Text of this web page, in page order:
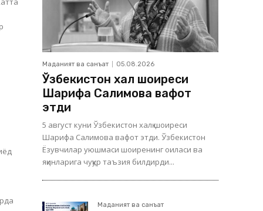
Маданият ва санъат 05.08.2026
Ўзбекистон халқ шоиреси
Шарифа Салимова вафот
этди
5 август куни Ўзбекистон халқ шоиреси
Шарифа Салимова вафот этди. Ўзбекистон
Ёзувчилар уюшмаси шоиренинг оиласи ва
яқинларига чуқур таъзия билдирди...
Маданият ва санъат